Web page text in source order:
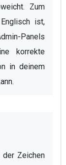
Zum
ist,
Panels
korrekte
in deinem
der Zeichen